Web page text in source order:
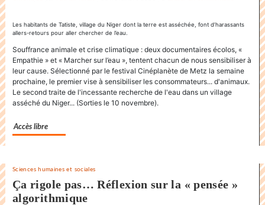
«
Karnawal
»
Les habitants de Tatiste, village du Niger dont la terre est asséchée, font d’harassants
allers-retours pour aller chercher de l’eau.
Souffrance animale et crise climatique : deux documentaires écolos, «
Empathie » et « Marcher sur l’eau », tentent chacun de nous sensibiliser à
leur cause. Sélectionné par le festival Cinéplanète de Metz la semaine
prochaine, le premier vise à sensibiliser les consommateurs... d'animaux.
Le second traite de l'incessante recherche de l'eau dans un village
asséché du Niger... (Sorties le 10 novembre).
Accès libre
Sciences humaines et sociales
Ça rigole pas… Réflexion sur la « pensée »
algorithmique